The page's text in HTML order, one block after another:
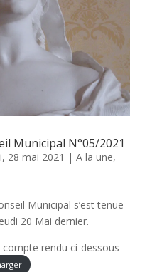
Municipal N°05/2021
28 mai 2021 | A la une,
Municipal s’est tenue
20 Mai dernier.
rendu ci-dessous